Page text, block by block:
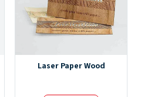
Laser Paper Wood